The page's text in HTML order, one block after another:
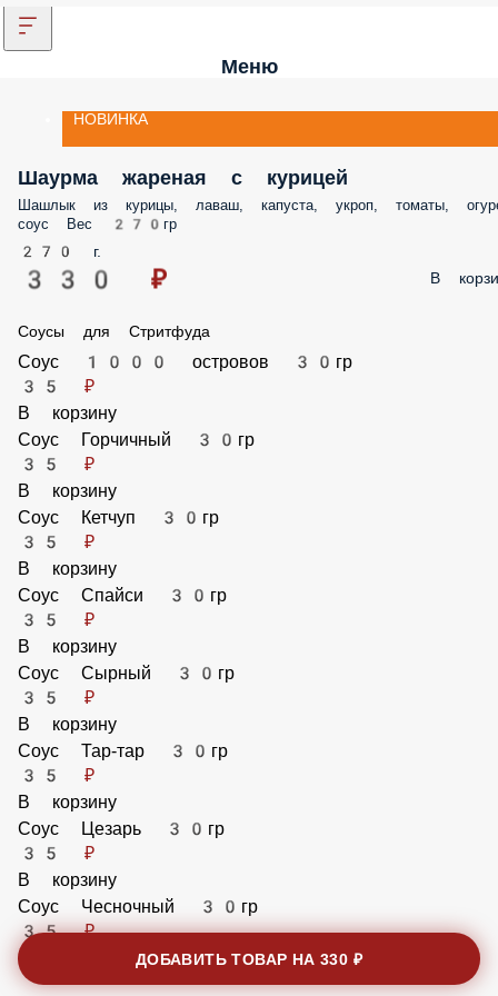
Меню
НОВИНКА
Шаурма жареная с курицей
Шашлык из курицы, лаваш, капуста, укроп, томаты, огурец, соус Вес
270гр
270 г.
330 ₽ В
Соусы для Стритфуда
Соус 1000 островов 30гр
35 ₽
В корзину
Соус Горчичный 30гр
35 ₽
В корзину
Соус Кетчуп 30гр
35 ₽
В корзину
Соус Спайси 30гр
35 ₽
В корзину
Соус Сырный 30гр
35 ₽
В корзину
Соус Тар-тар 30гр
35 ₽
В корзину
Соус Цезарь 30гр
35 ₽
ДОБАВИТЬ ТОВАР НА330 ₽